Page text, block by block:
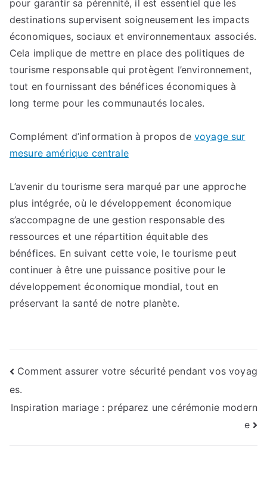
pour garantir sa pérennité, il est essentiel que les
destinations supervisent soigneusement les impacts
économiques, sociaux et environnementaux associés.
Cela implique de mettre en place des politiques de
tourisme responsable qui protègent l’environnement,
tout en fournissant des bénéfices économiques à
long terme pour les communautés locales.
Complément d’information à propos de voyage sur
mesure amérique centrale
L’avenir du tourisme sera marqué par une approche
plus intégrée, où le développement économique
s’accompagne de une gestion responsable des
ressources et une répartition équitable des
bénéfices. En suivant cette voie, le tourisme peut
continuer à être une puissance positive pour le
développement économique mondial, tout en
préservant la santé de notre planète.
Navigation
de
Comment assurer votre sécurité pendant vos voyag
es.
Inspiration mariage : préparez une cérémonie modern
e